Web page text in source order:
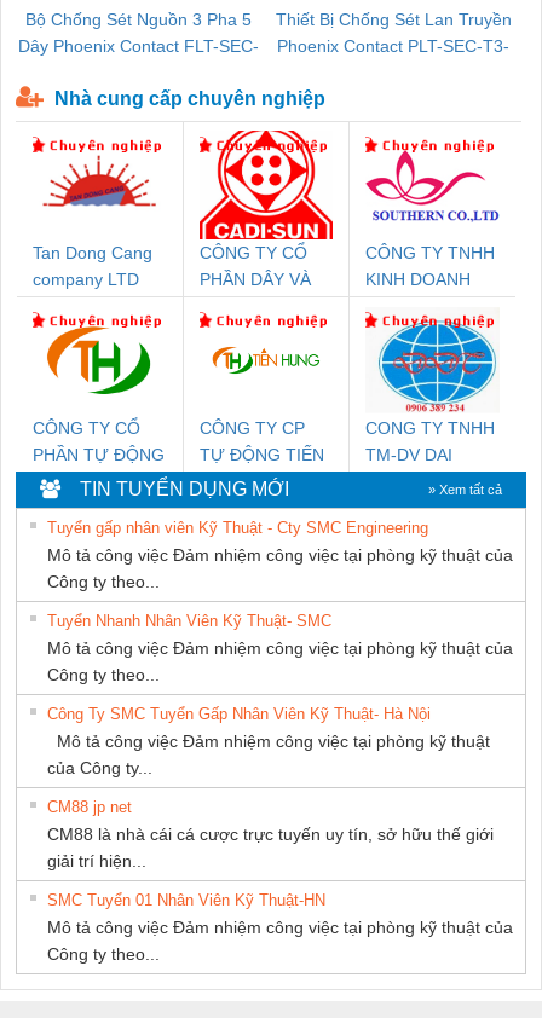
Bộ Chống Sét Nguồn 3 Pha 5
Dây Phoenix Contact FLT-SEC-
Thiết Bị Chống Sét Lan Truyền
Phoenix Contact PLT-SEC-T3-
Nhà cung cấp chuyên nghiệp
Tan Dong Cang
company LTD
CÔNG TY CỔ
PHẦN DÂY VÀ
THƯỢNG ĐÌNH
CÔNG TY TNHH
KINH DOANH
PHƯƠNG NAM
CÔNG TY CỔ
PHẦN TỰ ĐỘNG
TIẾN HƯNG
CÔNG TY CP
TỰ ĐỘNG TIẾN
HƯNG
CONG TY TNHH
TM-DV DAI
DONG THANH
TIN TUYỂN DỤNG MỚI » Xem tất cả
Tuyển gấp nhân viên Kỹ Thuật - Cty SMC Engineering
Mô tả công việc Đảm nhiệm công việc tại phòng kỹ thuật của
Công ty theo...
Tuyển Nhanh Nhân Viên Kỹ Thuật- SMC
Mô tả công việc Đảm nhiệm công việc tại phòng kỹ thuật của
Công ty theo...
Công Ty SMC Tuyển Gấp Nhân Viên Kỹ Thuật- Hà Nội
Mô tả công việc Đảm nhiệm công việc tại phòng kỹ thuật
của Công ty...
CM88 jp net
CM88 là nhà cái cá cược trực tuyến uy tín, sở hữu thế giới
giải trí hiện...
SMC Tuyển 01 Nhân Viên Kỹ Thuật-HN
Mô tả công việc Đảm nhiệm công việc tại phòng kỹ thuật của
Công ty theo...